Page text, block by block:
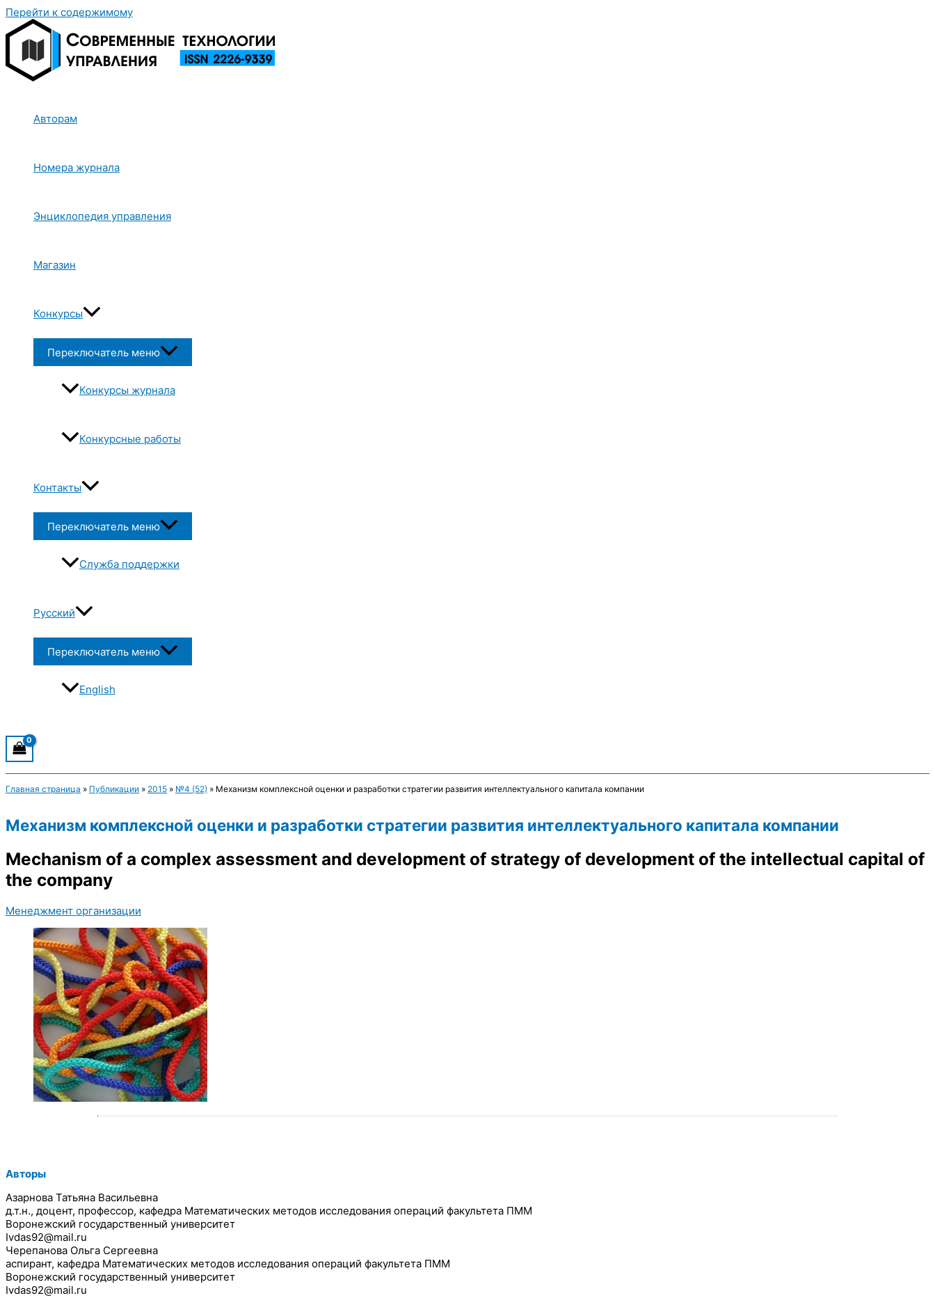
Перейти к содержимому
Авторам
Номера журнала
Энциклопедия управления
Магазин
Конкурсы
Переключатель меню
Конкурсы журнала
Конкурсные работы
Контакты
Переключатель меню
Служба поддержки
Русский
Переключатель меню
English
Главная страница » Публикации » 2015 » №4 (52) » Механизм комплексной оценки и разработки стратегии развития интеллектуального капитала компании
Механизм комплексной оценки и разработки стратегии развития интеллектуального капитала компании
Mechanism of a complex assessment and development of strategy of development of the intellectual capital of
the company
Менеджмент организации
Авторы
Азарнова Татьяна Васильевна
д.т.н., доцент, профессор, кафедра Математических методов исследования операций факультета ПММ
Воронежский государственный университет
Ivdas92@mail.ru
Черепанова Ольга Сергеевна
аспирант, кафедра Математических методов исследования операций факультета ПММ
Воронежский государственный университет
Ivdas92@mail.ru